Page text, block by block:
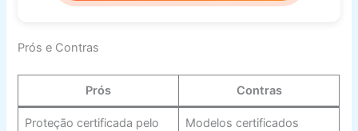
Prós e Contras
Prós Contras
Proteção certificada pelo
Modelos certificados